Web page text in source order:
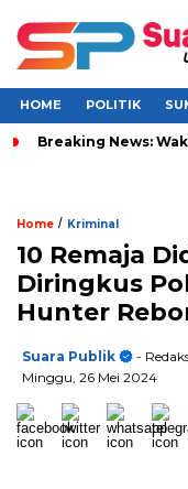
HOME POLITIK
Breaking News:
Home / Kriminal
10 Remaja
Diringkus
Hunter
Suara Publik
-
Minggu, 26 Mei 2024